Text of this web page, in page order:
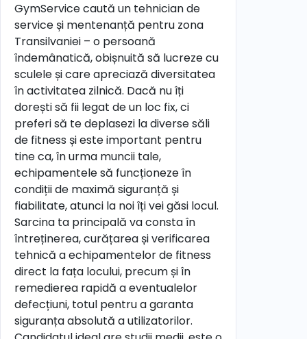
GymService caută un tehnician de
service și mentenanță pentru zona
Transilvaniei – o persoană
îndemânatică, obișnuită să lucreze cu
sculele și care apreciază diversitatea
în activitatea zilnică. Dacă nu îți
dorești să fii legat de un loc fix, ci
preferi să te deplasezi la diverse săli
de fitness și este important pentru
tine ca, în urma muncii tale,
echipamentele să funcționeze în
condiții de maximă siguranță și
fiabilitate, atunci la noi îți vei găsi locul.
Sarcina ta principală va consta în
întreținerea, curățarea și verificarea
tehnică a echipamentelor de fitness
direct la fața locului, precum și în
remedierea rapidă a eventualelor
defecțiuni, totul pentru a garanta
siguranța absolută a utilizatorilor.